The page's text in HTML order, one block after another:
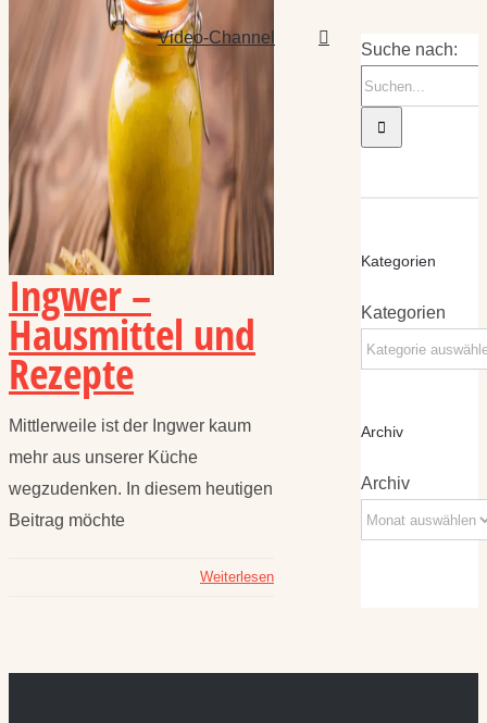
Video-Channel
Ingwer –
Hausmittel und
Rezepte
Mittlerweile ist der Ingwer kaum
mehr aus unserer Küche
wegzudenken. In diesem heutigen
Beitrag möchte
Weiterlesen
Suche nach:
Kategorien
Kategorien
Archiv
Archiv